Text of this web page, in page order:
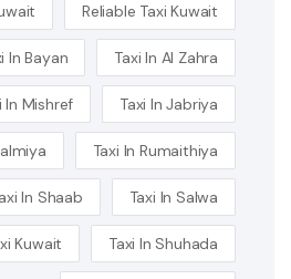
Reliable Taxi Kuwait
Taxi In Al Zahra
In Bayan
Taxi In Jabriya
In Mishref
Taxi In Rumaithiya
Taxi In Salwa
In Shaab
Taxi In Shuhada
Kuwait